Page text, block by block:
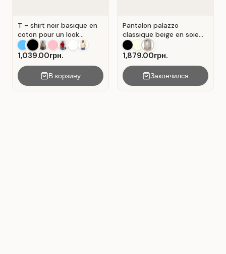
T - shirt noir basique en
coton pour un look
décontracté. Noir.
1,039.00грн.
В корзину
Pantalon palazzo
classique beige en soie
plissée. Beige.
1,879.00грн.
Закончился